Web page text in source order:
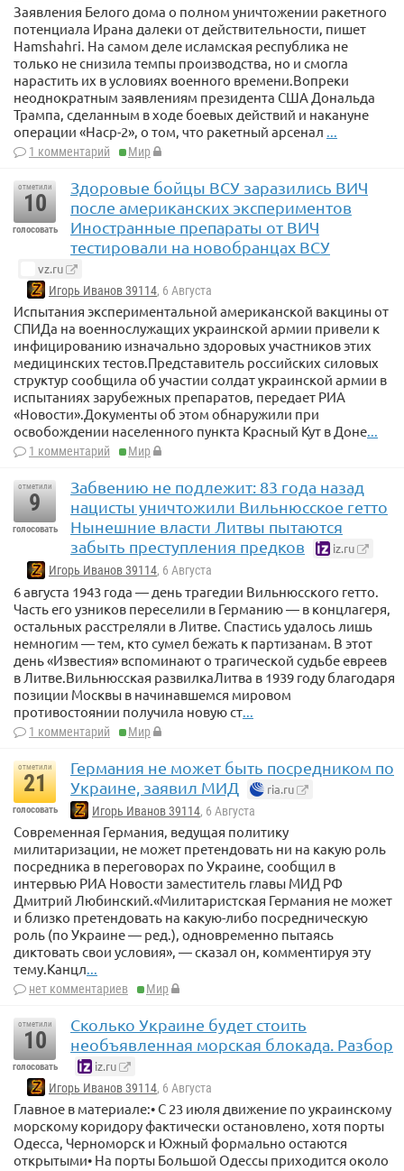
Заявления Белого дома о полном уничтожении ракетного
потенциала Ирана далеки от действительности, пишет
Hamshahri. На самом деле исламская республика не
только не снизила темпы производства, но и смогла
нарастить их в условиях военного времени.Вопреки
неоднократным заявлениям президента США Дональда
Трампа, сделанным в ходе боевых действий и накануне
операции «Наср-2», о том, что ракетный арсенал ...
1 комментарий Мир
отметили
10
голосовать
Здоровые бойцы ВСУ заразились ВИЧ
после американских экспериментов
Иностранные препараты от ВИЧ
тестировали на новобранцах ВСУ
vz.ru
Игорь Иванов 39114, 6 Августа
Испытания экспериментальной американской вакцины от
СПИДа на военнослужащих украинской армии привели к
инфицированию изначально здоровых участников этих
медицинских тестов.Представитель российских силовых
структур сообщила об участии солдат украинской армии в
испытаниях зарубежных препаратов, передает РИА
«Новости».Документы об этом обнаружили при
освобождении населенного пункта Красный Кут в Доне...
1 комментарий Мир
отметили
9
голосовать
Забвению не подлежит: 83 года назад
нацисты уничтожили Вильнюсское гетто
Нынешние власти Литвы пытаются
забыть преступления предков
iz.ru
Игорь Иванов 39114, 6 Августа
6 августа 1943 года — день трагедии Вильнюсского гетто.
Часть его узников переселили в Германию — в концлагеря,
остальных расстреляли в Литве. Спастись удалось лишь
немногим — тем, кто сумел бежать к партизанам. В этот
день «Известия» вспоминают о трагической судьбе евреев
в Литве.Вильнюсская развилкаЛитва в 1939 году благодаря
позиции Москвы в начинавшемся мировом
противостоянии получила новую ст
1 комментарий Мир
отметили
21
голосовать
Германия не может быть посредником по
Украине, заявил МИД
ria.ru
Игорь Иванов 39114, 6 Августа
Современная Германия, ведущая политику
милитаризации, не может претендовать ни на какую роль
посредника в переговорах по Украине, сообщил в
интервью РИА Новости заместитель главы МИД РФ
Дмитрий Любинский.«Милитаристская Германия не может
и близко претендовать на какую-либо посредническую
роль (по Украине — ред.), одновременно пытаясь
диктовать свои условия», — сказал он, комментируя эту
тему.Канцл...
нет комментариев Мир
отметили
10
голосовать
Сколько Украине будет стоить
необъявленная морская блокада. Разбор
iz.ru
Игорь Иванов 39114, 6 Августа
Главное в материале:• С 23 июля движение по украинскому
морскому коридору фактически остановлено, хотя порты
Одесса, Черноморск и Южный формально остаются
открытыми• На порты Большой Одессы приходится около